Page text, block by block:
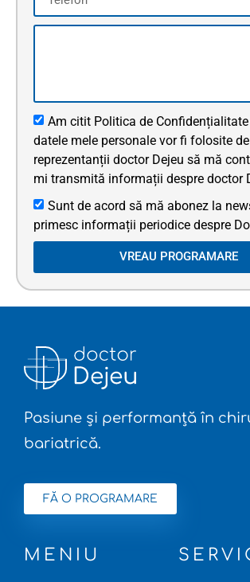
Am citit Politica de
datele mele personale vor fi folosite de
reprezentanții doctor Dejeu să mă
mi transmită informații despre doctor
Sunt de acord să mă abonez la
primesc informații periodice despre
VREAU PROGRAMARE
Pasiune și performanță în
bariatrică.
FĂ O PROGRAMARE
MENIU